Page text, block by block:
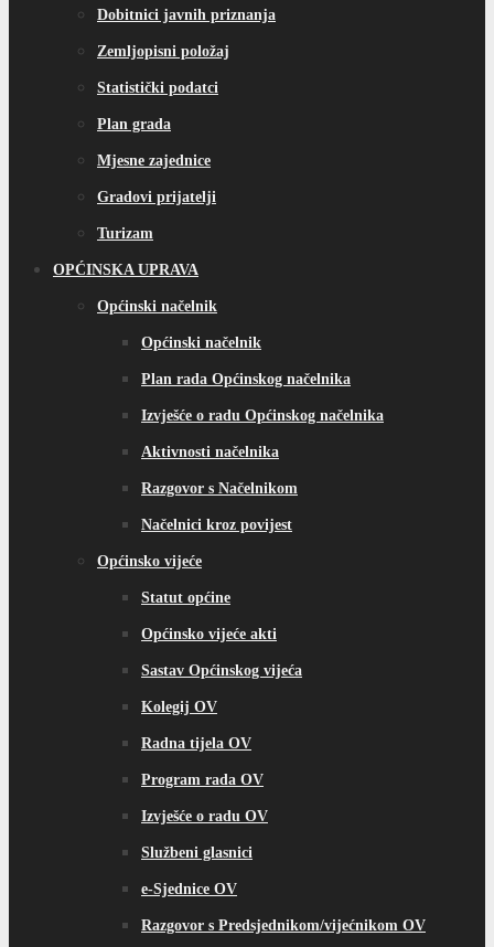
Dobitnici javnih priznanja
Zemljopisni položaj
Statistički podatci
Plan grada
Mjesne zajednice
Gradovi prijatelji
Turizam
OPĆINSKA UPRAVA
Općinski načelnik
Općinski načelnik
Plan rada Općinskog načelnika
Izvješće o radu Općinskog načelnika
Aktivnosti načelnika
Razgovor s Načelnikom
Načelnici kroz povijest
Općinsko vijeće
Statut općine
Općinsko vijeće akti
Sastav Općinskog vijeća
Kolegij OV
Radna tijela OV
Program rada OV
Izvješće o radu OV
Službeni glasnici
e-Sjednice OV
Razgovor s Predsjednikom/vijećnikom OV